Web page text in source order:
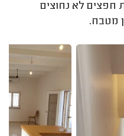
חפצים לא נחוצים
מטבח.